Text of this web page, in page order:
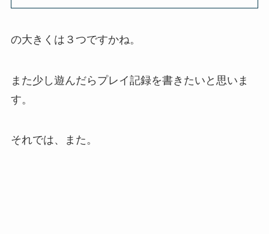
の大きくは３つですかね。
また少し遊んだらプレイ記録を書きたいと思いま
す。
それでは、また。